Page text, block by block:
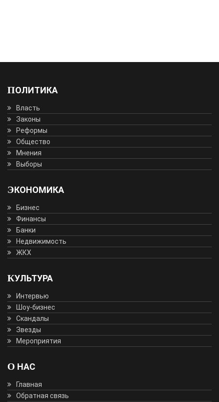
ПОЛИТИКА
Власть
Законы
Реформы
Общество
Мнения
Выборы
ЭКОНОМИКА
Бизнес
Финансы
Банки
Недвижимость
ЖКХ
КУЛЬТУРА
Интервью
Шоу-бизнес
Скандалы
Звезды
Мероприятия
О НАС
Главная
Обратная связь